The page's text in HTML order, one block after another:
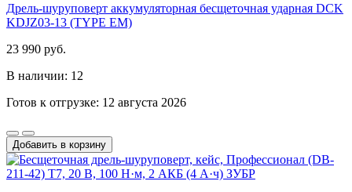
Дрель-шуруповерт аккумуляторная бесщеточная ударная DCK
KDJZ03-13 (TYPE EM)
23 990 руб.
В наличии: 12
Готов к отгрузке: 12 августа 2026
Добавить в корзину